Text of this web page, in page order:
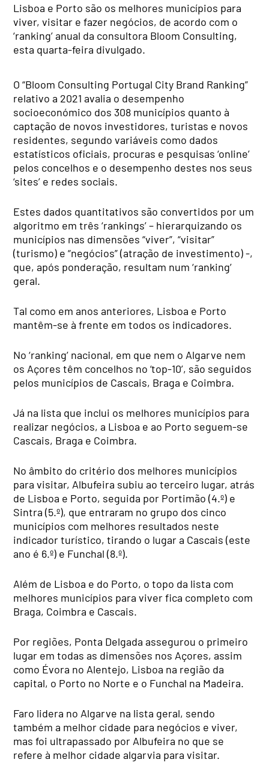
Lisboa e Porto são os melhores municípios para
viver, visitar e fazer negócios, de acordo com o
‘ranking’ anual da consultora Bloom Consulting,
esta quarta-feira divulgado.
O “Bloom Consulting Portugal City Brand Ranking”
relativo a 2021 avalia o desempenho
socioeconómico dos 308 municípios quanto à
captação de novos investidores, turistas e novos
residentes, segundo variáveis como dados
estatísticos oficiais, procuras e pesquisas ‘online’
pelos concelhos e o desempenho destes nos seus
‘sites’ e redes sociais.
Estes dados quantitativos são convertidos por um
algoritmo em três ‘rankings’ – hierarquizando os
municípios nas dimensões “viver”, “visitar”
(turismo) e “negócios” (atração de investimento) -,
que, após ponderação, resultam num ‘ranking’
geral.
Tal como em anos anteriores, Lisboa e Porto
mantêm-se à frente em todos os indicadores.
No ‘ranking’ nacional, em que nem o Algarve nem
os Açores têm concelhos no ‘top-10’, são seguidos
pelos municípios de Cascais, Braga e Coimbra.
Já na lista que inclui os melhores municípios para
realizar negócios, a Lisboa e ao Porto seguem-se
Cascais, Braga e Coimbra.
No âmbito do critério dos melhores municípios
para visitar, Albufeira subiu ao terceiro lugar, atrás
de Lisboa e Porto, seguida por Portimão (4.º) e
Sintra (5.º), que entraram no grupo dos cinco
municípios com melhores resultados neste
indicador turístico, tirando o lugar a Cascais (este
ano é 6.º) e Funchal (8.º).
Além de Lisboa e do Porto, o topo da lista com
melhores municípios para viver fica completo com
Braga, Coimbra e Cascais.
Por regiões, Ponta Delgada assegurou o primeiro
lugar em todas as dimensões nos Açores, assim
como Évora no Alentejo, Lisboa na região da
capital, o Porto no Norte e o Funchal na Madeira.
Faro lidera no Algarve na lista geral, sendo
também a melhor cidade para negócios e viver,
mas foi ultrapassado por Albufeira no que se
refere à melhor cidade algarvia para visitar.